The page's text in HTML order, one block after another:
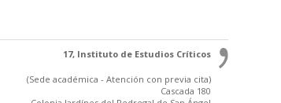
17, Instituto de Estudios Críticos
(Sede académica - Atención con previa cita)
Cascada 180